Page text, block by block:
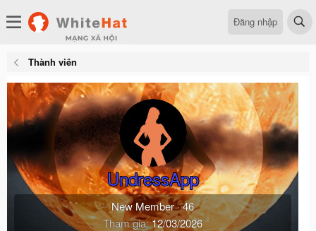
Đăng nhập
Thành viên
UndressApp
New Member·46
Tham gia 12/03/2026